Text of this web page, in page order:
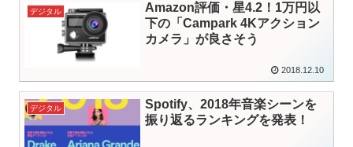
デジタル
Amazon評価・星4.2！1万円以
下の「Campark 4Kアクション
カメラ」が良さそう
2018.12.10
デジタル
Spotify、2018年音楽シーンを
振り返るランキングを発表！